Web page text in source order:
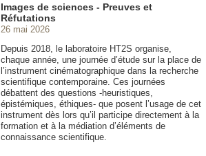
Images de sciences - Preuves et
Réfutations
26 mai 2026
Depuis 2018, le laboratoire HT2S organise,
chaque année, une journée d’étude sur la place de
l’instrument cinématographique dans la recherche
scientifique contemporaine. Ces journées
débattent des questions -heuristiques,
épistémiques, éthiques- que posent l’usage de cet
instrument dès lors qu’il participe directement à la
formation et à la médiation d’éléments de
connaissance scientifique.